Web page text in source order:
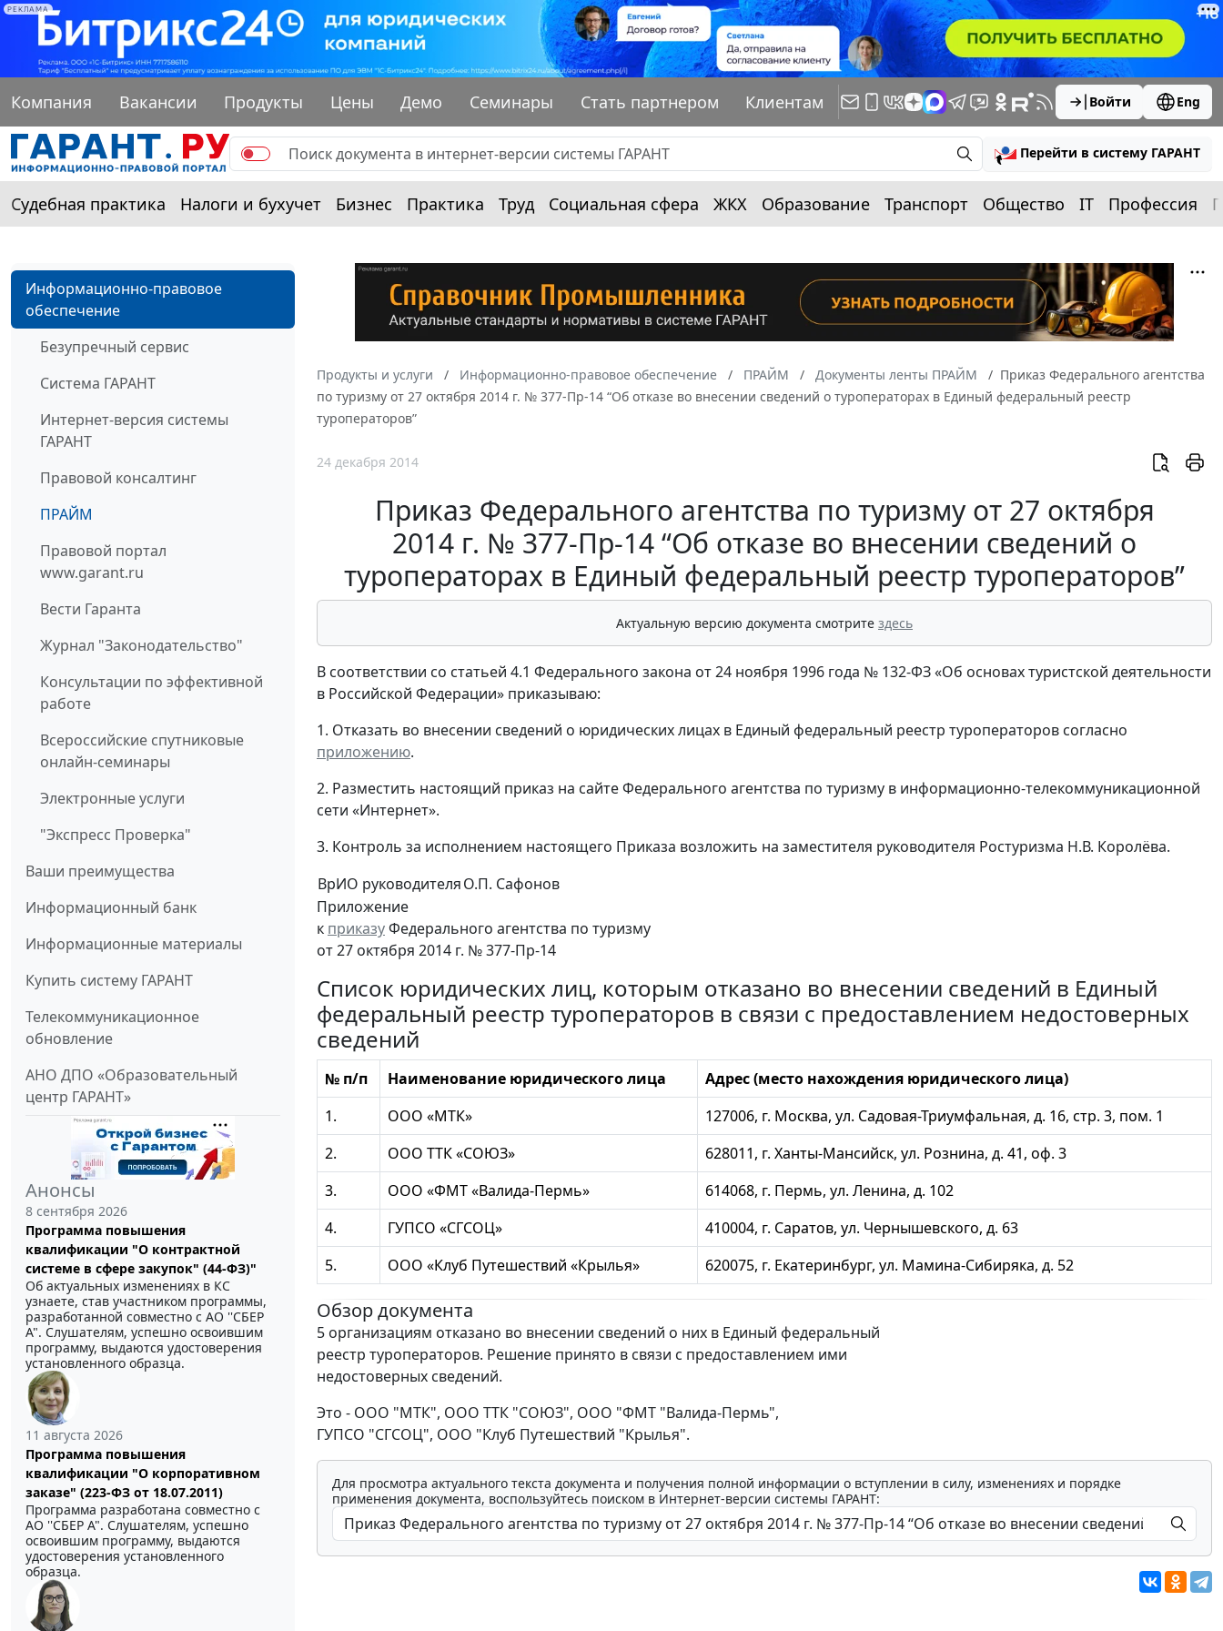
РЕКЛАМА
Компания Вакансии Продукты Цены Демо Семинары Стать партнером Клиентам Войти Eng
Перейти в систему ГАРАНТ
Судебная практика Налоги и бухучет Бизнес Практика Труд Социальная сфера ЖКХ Образование Транспорт Общество IT Профессия
Информационно-правовое
обеспечение
Безупречный сервис
Система ГАРАНТ
Интернет-версия системы
ГАРАНТ
Правовой консалтинг
ПРАЙМ
Правовой портал
www.garant.ru
Вести Гаранта
Журнал "Законодательство"
Консультации по эффективной
работе
Всероссийские спутниковые
онлайн-семинары
Электронные услуги
"Экспресс Проверка"
Ваши преимущества
Информационный банк
Информационные материалы
Купить систему ГАРАНТ
Телекоммуникационное
обновление
АНО ДПО «Образовательный
центр ГАРАНТ»
Анонсы
8 сентября 2026
Программа повышения
квалификации "О контрактной
системе в сфере закупок" (44-ФЗ)"
Об актуальных изменениях в КС
узнаете, став участником программы,
разработанной совместно с АО ''СБЕР
А". Слушателям, успешно освоившим
программу, выдаются удостоверения
установленного образца.
11 августа 2026
Программа повышения
квалификации "О корпоративном
заказе" (223-ФЗ от 18.07.2011)
Программа разработана совместно с
АО ''СБЕР А". Слушателям, успешно
освоившим программу, выдаются
удостоверения установленного
образца.
Продукты и услуги Информационно-правовое обеспечение ПРАЙМ Документы ленты ПРАЙМ
Приказ Федерального агентства
по туризму от 27 октября 2014 г. № 377-Пр-14 “Об отказе во внесении сведений о туроператорах в Единый федеральный реестр
туроператоров”
24 декабря 2014
Приказ Федерального агентства по туризму от 27 октября
2014 г. № 377-Пр-14 “Об отказе во внесении сведений о
туроператорах в Единый федеральный реестр туроператоров”
Актуальную версию документа смотрите здесь
В соответствии со статьей 4.1 Федерального закона от 24 ноября 1996 года № 132-ФЗ «Об основах туристской деятельности
в Российской Федерации» приказываю:
1. Отказать во внесении сведений о юридических лицах в Единый федеральный реестр туроператоров согласно
приложению.
2. Разместить настоящий приказ на сайте Федерального агентства по туризму в информационно-телекоммуникационной
сети «Интернет».
3. Контроль за исполнением настоящего Приказа возложить на заместителя руководителя Ростуризма Н.В. Королёва.
ВрИО руководителяО.П. Сафонов
Приложение
к приказуФедерального агентства по туризму
от 27 октября 2014 г. № 377-Пр-14
Список юридических лиц, которым отказано во внесении сведений в Единый
федеральный реестр туроператоров в связи с предоставлением недостоверных
сведений
№ п/п Наименование юридического лица
Адрес (место нахождения юридического лица)
1.
ООО «МТК»
127006, г. Москва, ул. Садовая-Триумфальная, д. 16, стр. 3, пом. 1
2.
ООО ТТК «СОЮЗ»
628011, г. Ханты-Мансийск, ул. Рознина, д. 41, оф. 3
3.
ООО «ФМТ «Валида-Пермь»
614068, г. Пермь, ул. Ленина, д. 102
4.
ГУПСО «СГСОЦ»
410004, г. Саратов, ул. Чернышевского, д. 63
5.
ООО «Клуб Путешествий «Крылья» 620075, г. Екатеринбург, ул. Мамина-Сибиряка, д. 52
Обзор документа
5 организациям отказано во внесении сведений о них в Единый федеральный
реестр туроператоров. Решение принято в связи с предоставлением ими
недостоверных сведений.
Это - ООО "МТК", ООО ТТК "СОЮЗ", ООО "ФМТ "Валида-Пермь",
ГУПСО "СГСОЦ", ООО "Клуб Путешествий "Крылья".
Для просмотра актуального текста документа и получения полной информации о вступлении в силу, изменениях и порядке
применения документа, воспользуйтесь поиском в Интернет-версии системы ГАРАНТ: